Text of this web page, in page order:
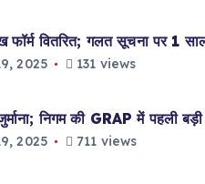
वितरित; गलत सूचना पर 1
2025 131 views
निगम की GRAP में पहली बड़ी
2025 711 views